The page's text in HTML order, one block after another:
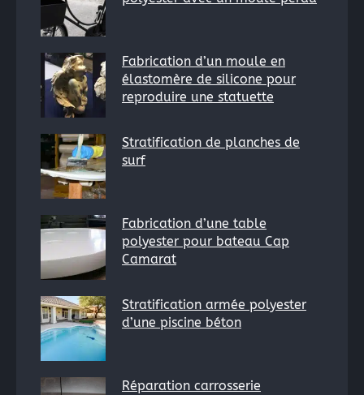
Fabrication d’un moule en
élastomère de silicone pour
reproduire une statuette
Stratification de planches de
surf
Fabrication d’une table
polyester pour bateau Cap
Camarat
Stratification armée polyester
d’une piscine béton
Réparation carrosserie